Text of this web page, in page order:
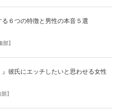
６つの特徴と男性の本音５選
】
』彼氏にエッチしたいと思わせる女性
】